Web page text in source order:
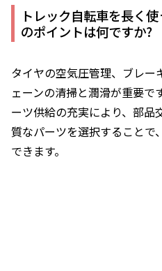
トレック自転車を長く
のポイントは何ですか?
タイヤの空気圧管理、ブレー
ェーンの清掃と潤滑が重要で
ーツ供給の充実により、部品
質なパーツを選択することで
できます。